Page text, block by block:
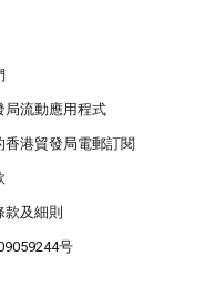
局流動應用程式
香港貿發局電郵訂閱
款及細則
号